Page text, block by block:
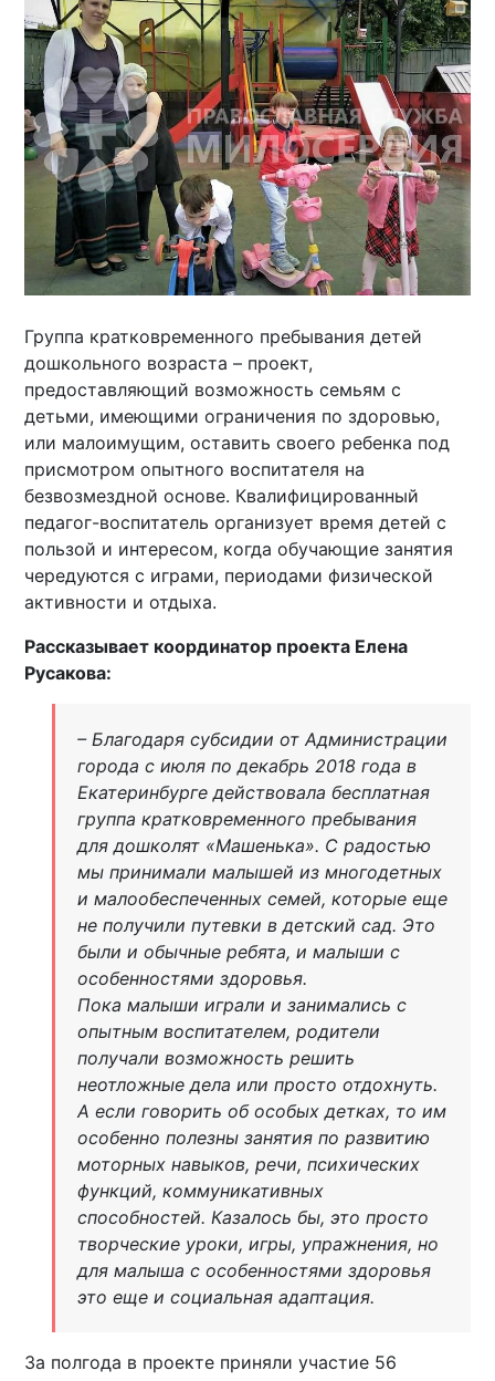
Группа кратковременного пребывания детей
дошкольного возраста – проект,
предоставляющий возможность семьям с
детьми, имеющими ограничения по здоровью,
или малоимущим, оставить своего ребенка под
присмотром опытного воспитателя на
безвозмездной основе. Квалифицированный
педагог-воспитатель организует время детей с
пользой и интересом, когда обучающие занятия
чередуются с играми, периодами физической
активности и отдыха.
Рассказывает координатор проекта Елена
Русакова:
– Благодаря субсидии от Администрации
города с июля по декабрь 2018 года в
Екатеринбурге действовала бесплатная
группа кратковременного пребывания
для дошколят «Машенька». С радостью
мы принимали малышей из многодетных
и малообеспеченных семей, которые еще
не получили путевки в детский сад. Это
были и обычные ребята, и малыши с
особенностями здоровья.
Пока малыши играли и занимались с
опытным воспитателем, родители
получали возможность решить
неотложные дела или просто отдохнуть.
А если говорить об особых детках, то им
особенно полезны занятия по развитию
моторных навыков, речи, психических
функций, коммуникативных
способностей. Казалось бы, это просто
творческие уроки, игры, упражнения, но
для малыша с особенностями здоровья
это еще и социальная адаптация.
За полгода в проекте приняли участие 56